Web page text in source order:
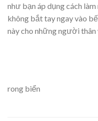
như bạn áp dụng cách
không bắt tay ngay vào
này cho những người thân
rong biển